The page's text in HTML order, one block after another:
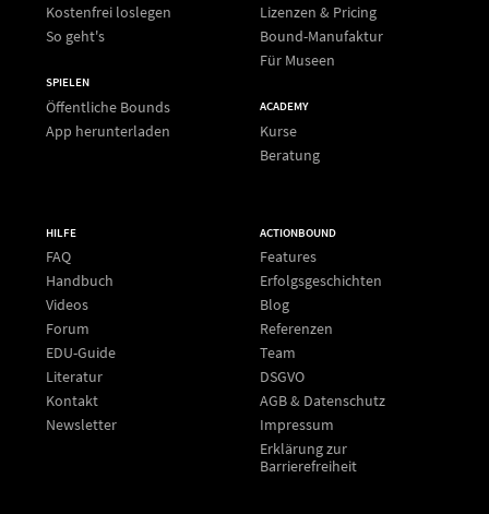
Kostenfrei loslegen
So geht's
SPIELEN
Öffentliche Bounds
App herunterladen
Lizenzen & Pricing
Bound-Manufaktur
Für Museen
ACADEMY
Kurse
Beratung
HILFE
FAQ
Handbuch
Videos
Forum
EDU-Guide
Literatur
Kontakt
Newsletter
ACTIONBOUND
Features
Erfolgsgeschichten
Blog
Referenzen
Team
DSGVO
AGB & Datenschutz
Impressum
Erklärung zur
Barrierefreiheit